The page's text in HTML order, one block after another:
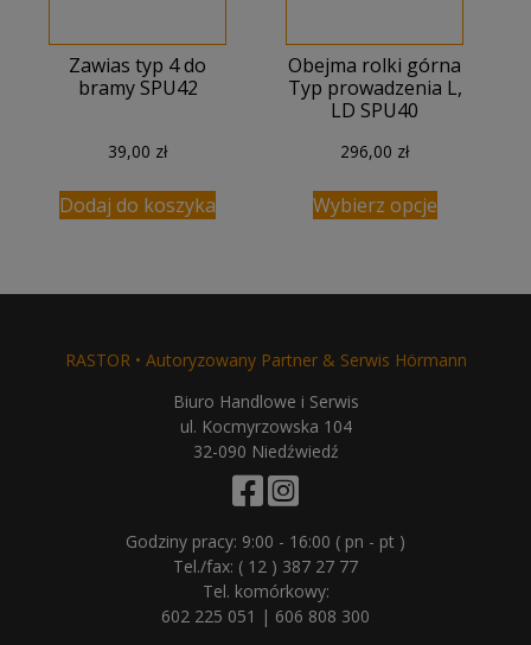
Zawias typ 4 do
bramy SPU42
39,00 zł
Dodaj do koszyka
Obejma rolki górna
Typ prowadzenia L,
LD SPU40
296,00 zł
Wybierz opcje
RASTOR • Autoryzowany Partner & Serwis Hörmann
Biuro Handlowe i Serwis
ul. Kocmyrzowska 104
32-090 Niedźwiedź
Godziny pracy: 9:00 - 16:00 ( pn - pt )
Tel./fax: ( 12 ) 387 27 77
Tel. komórkowy:
602 225 051 | 606 808 300